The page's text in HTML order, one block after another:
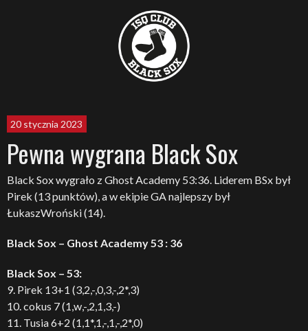
20 stycznia 2023
Pewna wygrana Black Sox
Black Sox wygrało z Ghost Academy 53:36. Liderem BSx był
Pirek (13 punktów), a w ekipie GA najlepszy był
ŁukaszWroński (14).
Black Sox – Ghost Academy 53 : 36
Black Sox – 53:
9. Pirek 13+1 (3,2,-,0,3,-,2*,3)
10. cokus 7 (1,w,-,2,1,3,-)
11. Tusia 6+2 (1,1*,1,-,1,-,2*,0)